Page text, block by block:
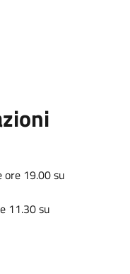
ore 19.00 su
11.30 su